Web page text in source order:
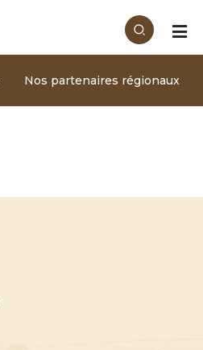
Nos partenaires régionaux